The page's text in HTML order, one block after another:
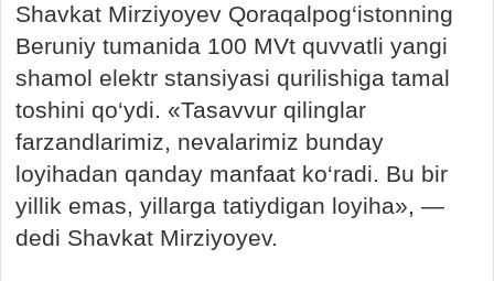
Shavkat Mirziyoyev Qoraqalpog‘istonning
Beruniy tumanida 100 MVt quvvatli yangi
shamol elektr stansiyasi qurilishiga tamal
toshini qo‘ydi. «Tasavvur qilinglar
farzandlarimiz, nevalarimiz bunday
loyihadan qanday manfaat ko‘radi. Bu bir
yillik emas, yillarga tatiydigan loyiha», —
dedi Shavkat Mirziyoyev.